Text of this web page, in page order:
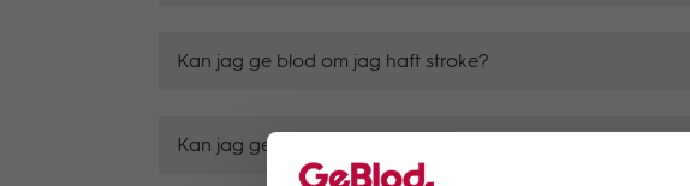
Kan jag ge blod om jag haft stroke?
Kan jag ge blod om jag äter mediciner?